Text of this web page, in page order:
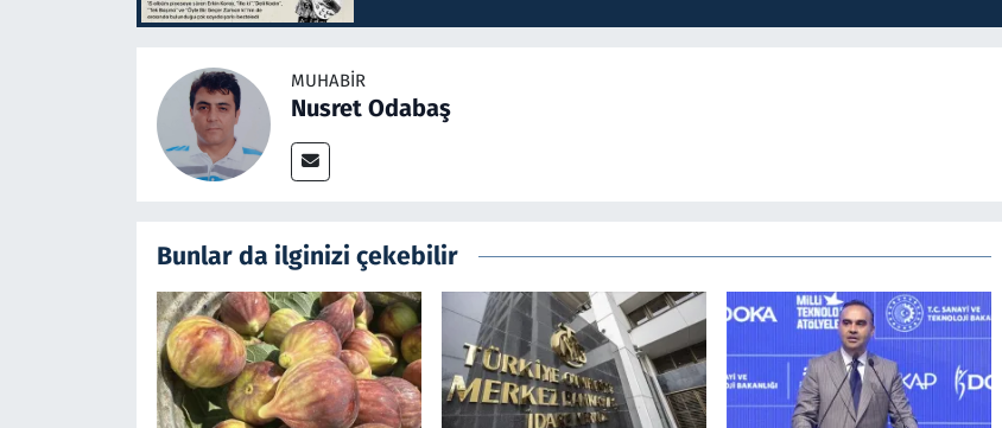
MUHABIR
Nusret Odabaş
Bunlar da ilginizi çekebilir